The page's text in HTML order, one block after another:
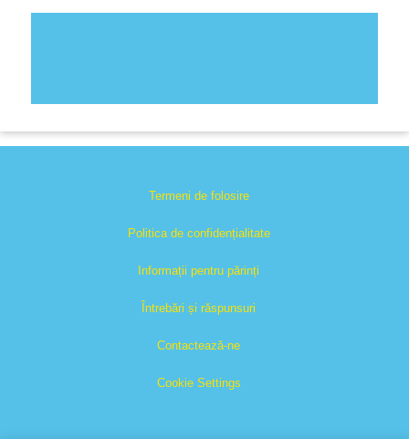
Termeni de folosire
Politica de confidențialitate
Informații pentru părinți
Întrebări și răspunsuri
Contactează-ne
Cookie Settings